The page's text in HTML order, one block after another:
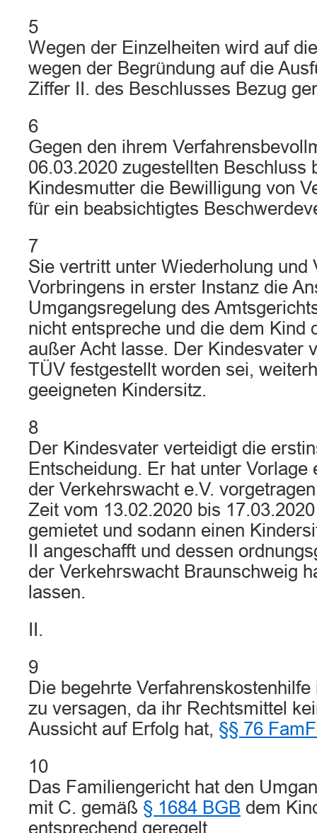
5
Wegen der Einzelheiten wird auf
wegen der Begründung auf die
Ziffer II. des Beschlusses Bezug
6
Gegen den ihrem
06.03.2020 zugestellten Beschluss
Kindesmutter die Bewilligung von
für ein beabsichtigtes
7
Sie vertritt unter Wiederholung und
Vorbringens in erster Instanz die
Umgangsregelung des
nicht entspreche und die dem Kind
außer Acht lasse. Der Kindesvater
TÜV festgestellt worden sei,
geeigneten Kindersitz.
8
Der Kindesvater verteidigt die
Entscheidung. Er hat unter Vorlage
der Verkehrswacht e.V.
Zeit vom 13.02.2020 bis
gemietet und sodann einen
II angeschafft und dessen
der Verkehrswacht Braunschweig
lassen.
II.
9
Die begehrte
zu versagen, da ihr Rechtsmittel
Aussicht auf Erfolg hat, §§ 76
10
Das Familiengericht hat den
mit C. gemäß § 1684 BGB dem
entsprechend geregelt.